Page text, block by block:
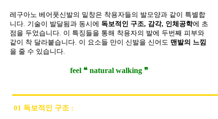
레구아노 베어풋신발의 밑창은 착용자들의 발모양과 같이 특별합
니다. 기술이 발달됨과 동시에 독보적인 구조, 감각, 인체공학에 초
점을 두었습니다. 이 특징들을 통해 착용자의 발에 두번째 피부와
같이 착 달라붙습니다. 이 요소들 만이 신발을 신어도 맨발의 느낌
을 줄 수 있습니다.
feel ❝ natural walking ❞
01 독보적인 구조 :